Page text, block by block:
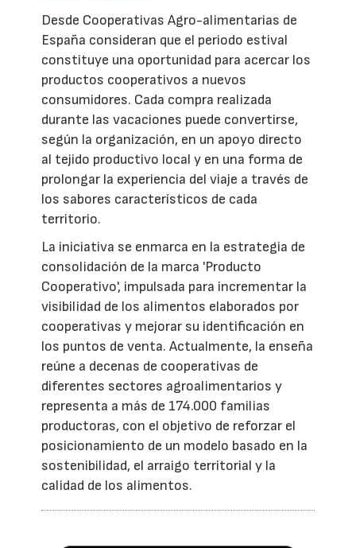
Desde Cooperativas Agro-alimentarias de
España consideran que el periodo estival
constituye una oportunidad para acercar los
productos cooperativos a nuevos
consumidores. Cada compra realizada
durante las vacaciones puede convertirse,
según la organización, en un apoyo directo
al tejido productivo local y en una forma de
prolongar la experiencia del viaje a través de
los sabores característicos de cada
territorio.
La iniciativa se enmarca en la estrategia de
consolidación de la marca 'Producto
Cooperativo', impulsada para incrementar la
visibilidad de los alimentos elaborados por
cooperativas y mejorar su identificación en
los puntos de venta. Actualmente, la enseña
reúne a decenas de cooperativas de
diferentes sectores agroalimentarios y
representa a más de 174.000 familias
productoras, con el objetivo de reforzar el
posicionamiento de un modelo basado en la
sostenibilidad, el arraigo territorial y la
calidad de los alimentos.